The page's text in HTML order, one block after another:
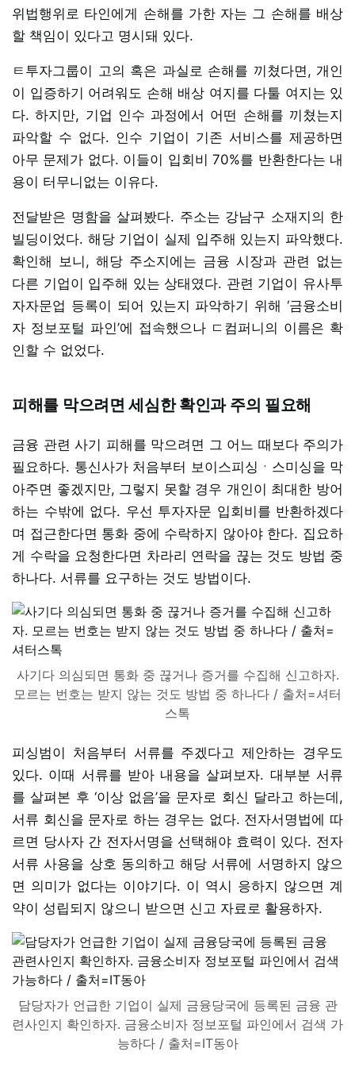
위법행위로 타인에게 손해를 가한 자는 그 손해를 배상
할 책임이 있다고 명시돼 있다.
ㅌ투자그룹이 고의 혹은 과실로 손해를 끼쳤다면, 개인
이 입증하기 어려워도 손해 배상 여지를 다툴 여지는 있
다. 하지만, 기업 인수 과정에서 어떤 손해를 끼쳤는지
파악할 수 없다. 인수 기업이 기존 서비스를 제공하면
아무 문제가 없다. 이들이 입회비 70%를 반환한다는 내
용이 터무니없는 이유다.
전달받은 명함을 살펴봤다. 주소는 강남구 소재지의 한
빌딩이었다. 해당 기업이 실제 입주해 있는지 파악했다.
확인해 보니, 해당 주소지에는 금융 시장과 관련 없는
다른 기업이 입주해 있는 상태였다. 관련 기업이 유사투
자자문업 등록이 되어 있는지 파악하기 위해 ‘금융소비
자 정보포털 파인’에 접속했으나 ㄷ컴퍼니의 이름은 확
인할 수 없었다.
피해를 막으려면 세심한 확인과 주의 필요해
금융 관련 사기 피해를 막으려면 그 어느 때보다 주의가
필요하다. 통신사가 처음부터 보이스피싱ㆍ스미싱을 막
아주면 좋겠지만, 그렇지 못할 경우 개인이 최대한 방어
하는 수밖에 없다. 우선 투자자문 입회비를 반환하겠다
며 접근한다면 통화 중에 수락하지 않아야 한다. 집요하
게 수락을 요청한다면 차라리 연락을 끊는 것도 방법 중
하나다. 서류를 요구하는 것도 방법이다.
사기다 의심되면 통화 중 끊거나 증거를 수집해 신고하자.
모르는 번호는 받지 않는 것도 방법 중 하나다 / 출처=셔터
스톡
피싱범이 처음부터 서류를 주겠다고 제안하는 경우도
있다. 이때 서류를 받아 내용을 살펴보자. 대부분 서류
를 살펴본 후 ‘이상 없음’을 문자로 회신 달라고 하는데,
서류 회신을 문자로 하는 경우는 없다. 전자서명법에 따
르면 당사자 간 전자서명을 선택해야 효력이 있다. 전자
서류 사용을 상호 동의하고 해당 서류에 서명하지 않으
면 의미가 없다는 이야기다. 이 역시 응하지 않으면 계
약이 성립되지 않으니 받으면 신고 자료로 활용하자.
담당자가 언급한 기업이 실제 금융당국에 등록된 금융 관
련사인지 확인하자. 금융소비자 정보포털 파인에서 검색 가
능하다 / 출처=IT동아